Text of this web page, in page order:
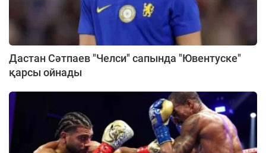
Дастан Сәтпаев "Челси" сапында "Ювентуске"
қарсы ойнады